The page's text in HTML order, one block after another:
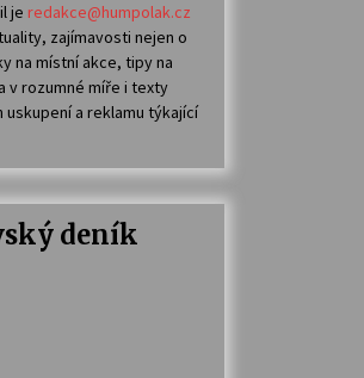
je redakce@humpolak.cz
zajímavosti nejen o
na místní akce, tipy na
v rozumné míře i texty
a reklamu týkající
deník